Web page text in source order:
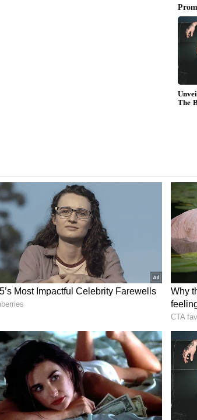
'விஸ்வம்பரா'
எனத் திரையுலக
காட்சியமைப்பு பணிகள்
எட்டியுள்ளதாக
தேதி குறித்து
அறிவிப்பு